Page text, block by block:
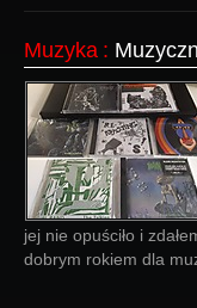
Muzyka :
jej nie opuściło i
dobrym rokiem dla